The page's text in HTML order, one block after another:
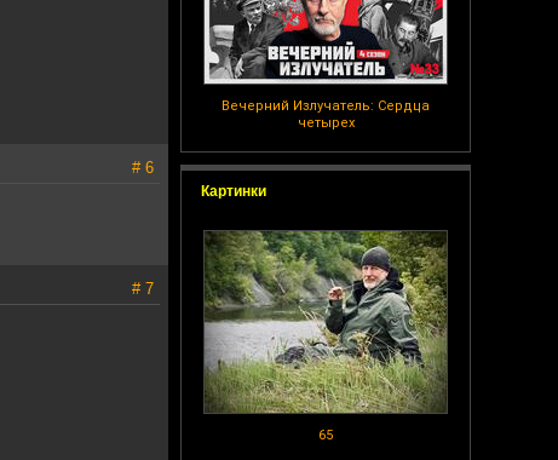
Вечерний Излучатель: Сердца
четырех
Картинки
65
# 6
# 7